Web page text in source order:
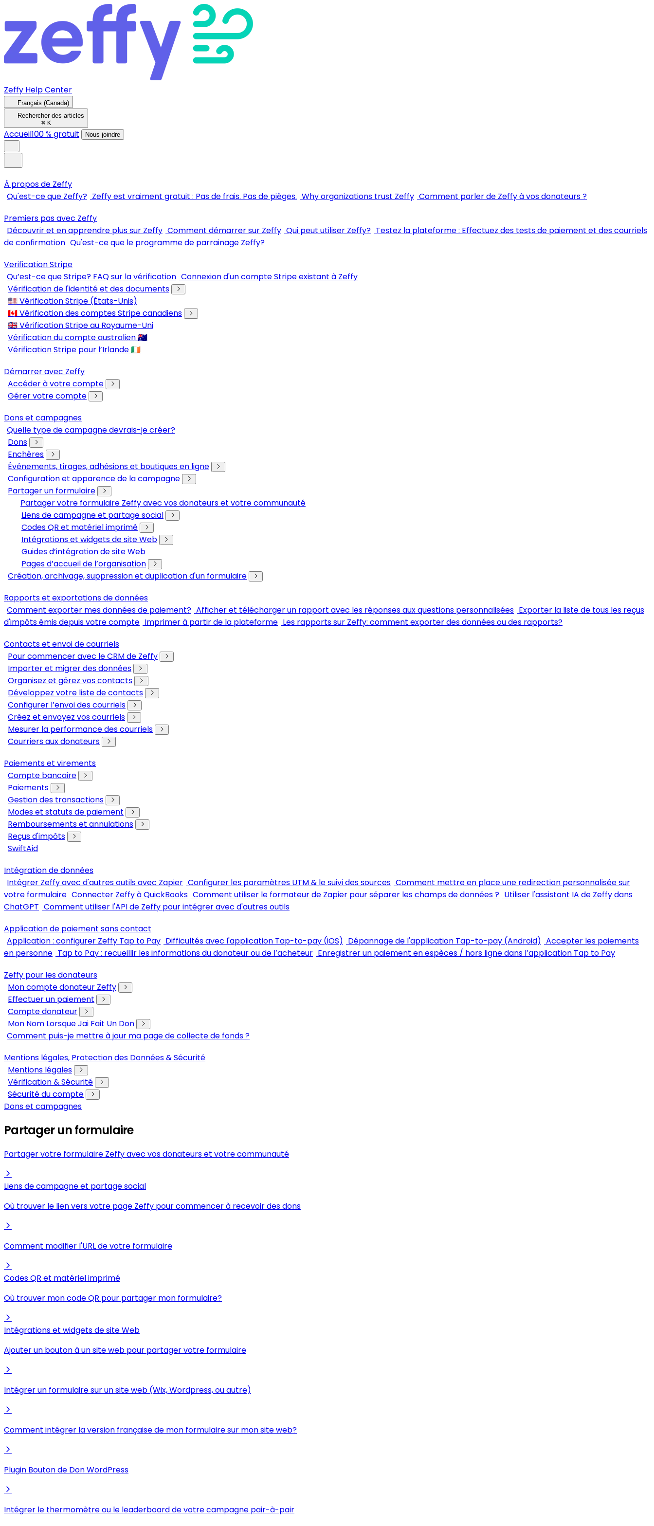
Zeffy Help Center
Français (Canada)
Rechercher des articles
⌘ K
Accueil100 % gratuit Nous joindre
À propos de Zeffy
Qu'est-ce que Zeffy? Zeffy est vraiment gratuit : Pas de frais. Pas de pièges. Why organizations trust Zeffy Comment parler de Zeffy à vos donateurs ?
Premiers pas avec Zeffy
Découvrir et en apprendre plus sur Zeffy Comment démarrer sur Zeffy Qui peut utiliser Zeffy? Testez la plateforme : Effectuez des tests de paiement et des courriels
de confirmation Qu'est-ce que le programme de parrainage Zeffy?
Verification Stripe
Qu’est-ce que Stripe? FAQ sur la vérification Connexion d'un compte Stripe existant à Zeffy
Vérification de l'identité et des documents
🇺🇸 Vérification Stripe (États-Unis)
🇨🇦 Vérification des comptes Stripe canadiens
🇬🇧 Vérification Stripe au Royaume-Uni
Vérification du compte australien 🇦🇺
Vérification Stripe pour l’Irlande 🇮🇪
Démarrer avec Zeffy
Accéder à votre compte
Gérer votre compte
Dons et campagnes
Quelle type de campagne devrais-je créer?
Dons
Enchères
Événements, tirages, adhésions et boutiques en ligne
Configuration et apparence de la campagne
Partager un formulaire
Partager votre formulaire Zeffy avec vos donateurs et votre communauté
Liens de campagne et partage social
Codes QR et matériel imprimé
Intégrations et widgets de site Web
Guides d’intégration de site Web
Pages d’accueil de l’organisation
Création, archivage, suppression et duplication d'un formulaire
Rapports et exportations de données
Comment exporter mes données de paiement? Afficher et télécharger un rapport avec les réponses aux questions personnalisées Exporter la liste de tous les reçus
d'impôts émis depuis votre compte Imprimer à partir de la plateforme Les rapports sur Zeffy: comment exporter des données ou des rapports?
Contacts et envoi de courriels
Pour commencer avec le CRM de Zeffy
Importer et migrer des données
Organisez et gérez vos contacts
Développez votre liste de contacts
Configurer l’envoi des courriels
Créez et envoyez vos courriels
Mesurer la performance des courriels
Courriers aux donateurs
Paiements et virements
Compte bancaire
Paiements
Gestion des transactions
Modes et statuts de paiement
Remboursements et annulations
Reçus d'impôts
SwiftAid
Intégration de données
Intégrer Zeffy avec d'autres outils avec Zapier Configurer les paramètres UTM & le suivi des sources Comment mettre en place une redirection personnalisée sur
votre formulaire Connecter Zeffy à QuickBooks Comment utiliser le formateur de Zapier pour séparer les champs de données ? Utiliser l'assistant IA de Zeffy dans
ChatGPT Comment utiliser l'API de Zeffy pour intégrer avec d'autres outils
Application de paiement sans contact
Application : configurer Zeffy Tap to Pay Difficultés avec l'application Tap-to-pay (iOS) Dépannage de l'application Tap-to-pay (Android) Accepter les paiements
en personne Tap to Pay : recueillir les informations du donateur ou de l’acheteur Enregistrer un paiement en espèces / hors ligne dans l’application Tap to Pay
Zeffy pour les donateurs
Mon compte donateur Zeffy
Effectuer un paiement
Compte donateur
Mon Nom Lorsque Jai Fait Un Don
Comment puis-je mettre à jour ma page de collecte de fonds ?
Mentions légales, Protection des Données & Sécurité
Mentions légales
Vérification & Sécurité
Sécurité du compte
Dons et campagnes
Partager un formulaire
Partager votre formulaire Zeffy avec vos donateurs et votre communauté
Liens de campagne et partage social
Où trouver le lien vers votre page Zeffy pour commencer à recevoir des dons
Comment modifier l'URL de votre formulaire
Codes QR et matériel imprimé
Où trouver mon code QR pour partager mon formulaire?
Intégrations et widgets de site Web
Ajouter un bouton à un site web pour partager votre formulaire
Intégrer un formulaire sur un site web (Wix, Wordpress, ou autre)
Comment intégrer la version française de mon formulaire sur mon site web?
Plugin Bouton de Don WordPress
Intégrer le thermomètre ou le leaderboard de votre campagne pair-à-pair